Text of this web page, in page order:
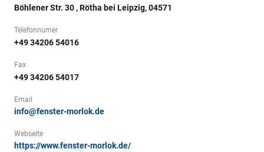
Böhlener Str. 30 , Rötha bei Leipzig, 04571
Telefonnumer
+49 34206 54016
Fax
+49 34206 54017
Email
info@fenster-morlok.de
Webseite
https://www.fenster-morlok.de/